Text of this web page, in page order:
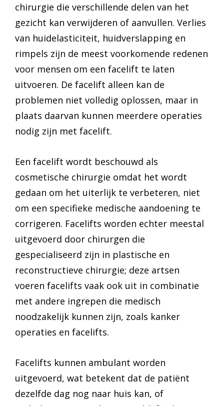
chirurgie die verschillende delen van het
gezicht kan verwijderen of aanvullen. Verlies
van huidelasticiteit, huidverslapping en
rimpels zijn de meest voorkomende redenen
voor mensen om een facelift te laten
uitvoeren. De facelift alleen kan de
problemen niet volledig oplossen, maar in
plaats daarvan kunnen meerdere operaties
nodig zijn met facelift.
Een facelift wordt beschouwd als
cosmetische chirurgie omdat het wordt
gedaan om het uiterlijk te verbeteren, niet
om een specifieke medische aandoening te
corrigeren. Facelifts worden echter meestal
uitgevoerd door chirurgen die
gespecialiseerd zijn in plastische en
reconstructieve chirurgie; deze artsen
voeren facelifts vaak ook uit in combinatie
met andere ingrepen die medisch
noodzakelijk kunnen zijn, zoals kanker
operaties en facelifts.
Facelifts kunnen ambulant worden
uitgevoerd, wat betekent dat de patiënt
dezelfde dag nog naar huis kan, of